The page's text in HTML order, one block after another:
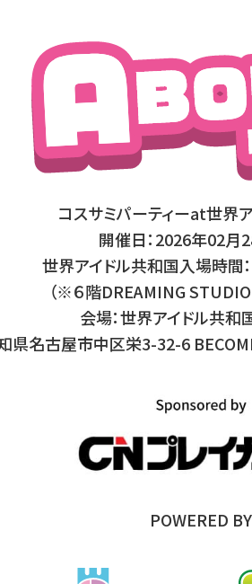
コスサミパーティーat世界
開催日：2026年02月
世界アイドル共和国入場時間
（※６階DREAMING STUDIO
会場：世界アイドル共和
県名古屋市中区栄3-32-6
POWERED BY